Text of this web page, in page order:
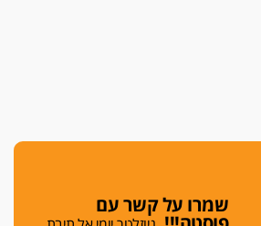
מכנס ישיבה להדחת
והסנגורים
בכר
שמרו על קשר עם